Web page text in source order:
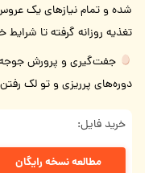
شده و تمام نیازهای یک
تغذیه روزانه گرفته تا
جفت‌گیری و پرورش
دوره‌های پرریزی و تو لک
خرید فایل:
مطالعه نسخه رایگان